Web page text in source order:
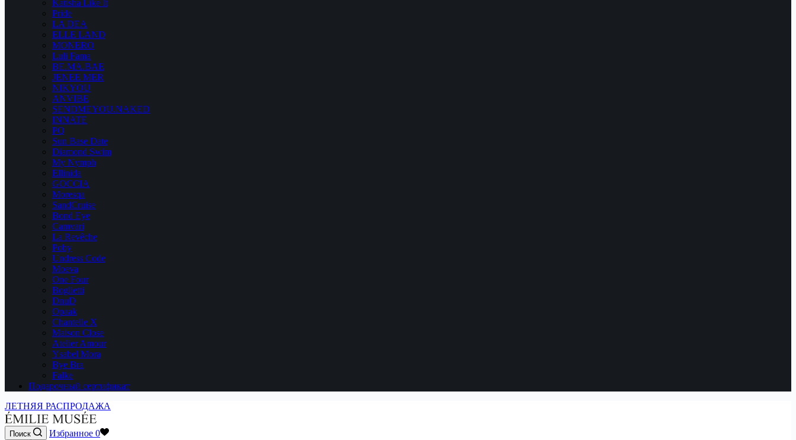
Katisha Like It
Pride
LA DEA
ELLE LAND
MONERO
Luli Fama
BE.MA.BAE
JENEE MER
NIKYOU
ANVIBE
SENDMEYOU.NAKED
INNATE
PQ
Sun Base Date
Diamond Swim
My Nymph
Ellinida
GOCCIA
Moresqa
SandCruise
Bond Eye
Camvari
La Revêche
Poby
Undress Code
Moeva
One Four
Boglietti
DnuD
Opaak
Chantelle X
Maison Close
Atelier Amour
Ysabel Mora
Bye Bra
Falke
Подарочный сертификат
ЛЕТНЯЯ РАСПРОДАЖА
Поиск Избранное 0